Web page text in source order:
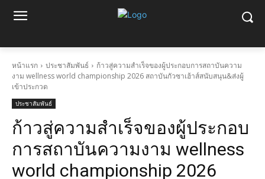
หน้าแรก ประชาสัมพันธ์
ก้าวสู่ความสำเร็จของผู้ประกอบการสถาบันความ
งาม wellness world championship 2026 สถาบันกัวซาเฮ้าส์สนับสนุน&ส่งผู้
เข้าประกวด
ประชาสัมพันธ์
ก้าวสู่ความสำเร็จของผู้ประกอบ
การสถาบันความงาม wellness
world championship 2026